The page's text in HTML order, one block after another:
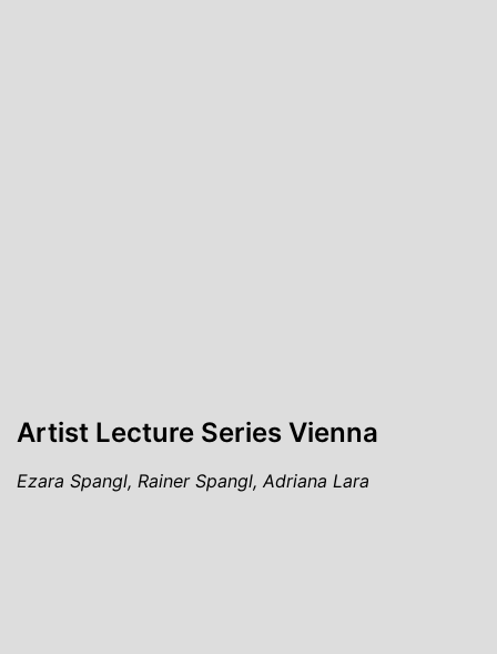
Artist Lecture Series Vienna
Ezara Spangl, Rainer Spangl, Adriana Lara